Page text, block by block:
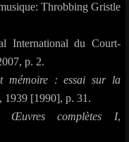
Throbbing Gristle
International du Court-
p. 2.
mémoire : essai sur la
1939 [1990], p. 31.
Œuvres complètes I,